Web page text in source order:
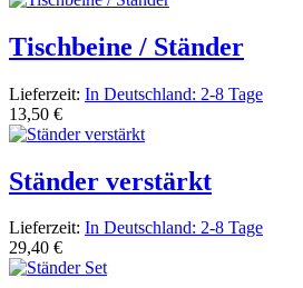
Tischbeine / Ständer
Lieferzeit: In Deutschland: 2-8 Tage
13,50 €
Ständer verstärkt
Lieferzeit: In Deutschland: 2-8 Tage
29,40 €